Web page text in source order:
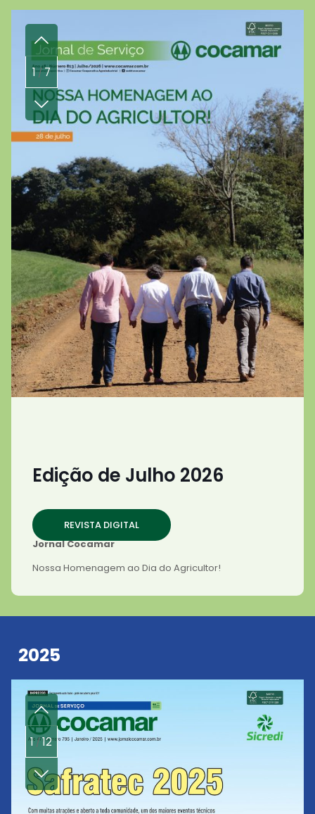
Edição de Julho 2026
REVISTA DIGITAL
Jornal Cocamar
Nossa Homenagem ao Dia do Agricultor!
1/7
2025
1/12